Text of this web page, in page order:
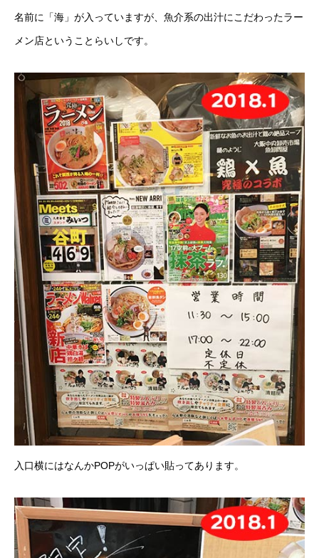
名前に「海」が入っていますが、魚介系の出汁にこだわったラー
メン店ということらいしです。
入口横にはなんかPOPがいっぱい貼ってあります。